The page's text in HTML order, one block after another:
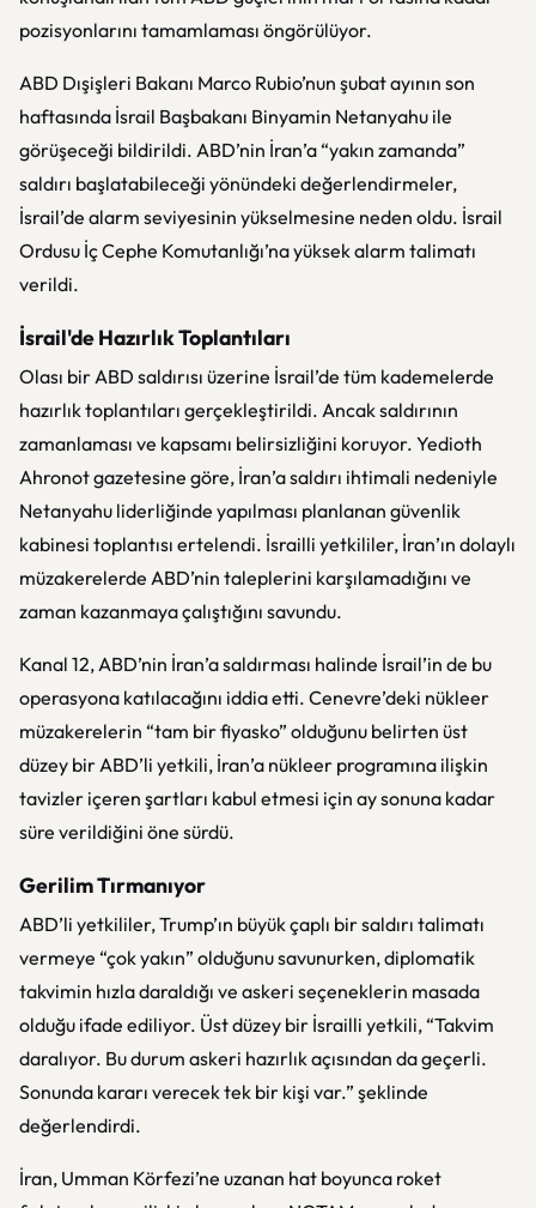
pozisyonlarını tamamlaması öngörülüyor.
ABD Dışişleri Bakanı Marco Rubio’nun şubat ayının son
haftasında İsrail Başbakanı Binyamin Netanyahu ile
görüşeceği bildirildi. ABD’nin İran’a “yakın zamanda”
saldırı başlatabileceği yönündeki değerlendirmeler,
İsrail’de alarm seviyesinin yükselmesine neden oldu. İsrail
Ordusu İç Cephe Komutanlığı’na yüksek alarm talimatı
verildi.
İsrail'de Hazırlık Toplantıları
Olası bir ABD saldırısı üzerine İsrail’de tüm kademelerde
hazırlık toplantıları gerçekleştirildi. Ancak saldırının
zamanlaması ve kapsamı belirsizliğini koruyor. Yedioth
Ahronot gazetesine göre, İran’a saldırı ihtimali nedeniyle
Netanyahu liderliğinde yapılması planlanan güvenlik
kabinesi toplantısı ertelendi. İsrailli yetkililer, İran’ın dolaylı
müzakerelerde ABD’nin taleplerini karşılamadığını ve
zaman kazanmaya çalıştığını savundu.
Kanal 12, ABD’nin İran’a saldırması halinde İsrail’in de bu
operasyona katılacağını iddia etti. Cenevre’deki nükleer
müzakerelerin “tam bir fiyasko” olduğunu belirten üst
düzey bir ABD’li yetkili, İran’a nükleer programına ilişkin
tavizler içeren şartları kabul etmesi için ay sonuna kadar
süre verildiğini öne sürdü.
Gerilim Tırmanıyor
ABD’li yetkililer, Trump’ın büyük çaplı bir saldırı talimatı
vermeye “çok yakın” olduğunu savunurken, diplomatik
takvimin hızla daraldığı ve askeri seçeneklerin masada
olduğu ifade ediliyor. Üst düzey bir İsrailli yetkili, “Takvim
daralıyor. Bu durum askeri hazırlık açısından da geçerli.
Sonunda kararı verecek tek bir kişi var.” şeklinde
değerlendirdi.
İran, Umman Körfezi’ne uzanan hat boyunca roket